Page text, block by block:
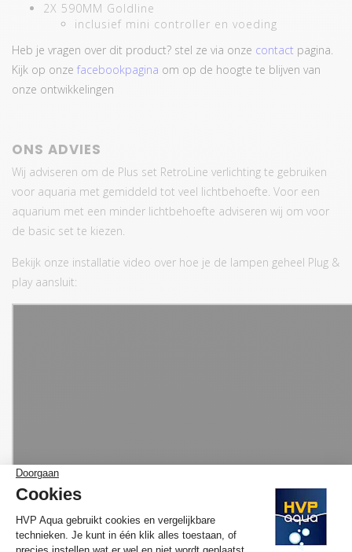
2X 590MM Goldline
inclusief mini controller en voeding
Heb je vragen over dit product? stel ze via onze contact pagina.
Kijk op onze facebookpagina om op de hoogte te blijven van
onze ontwikkelingen
ONS ADVIES
Wij adviseren om de Plus set RetroLine verlichting te gebruiken
voor aquaria met gemiddeld tot veel lichtbehoefte. Voor een
aquarium met een minder lichtbehoefte adviseren wij om voor
de basic set te kiezen.
Bekijk onze installatie video over hoe je de lampen geheel Plug &
play aansluit: